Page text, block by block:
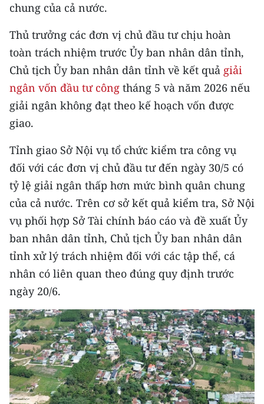
Media Y tế
Media Khoa học - Công nghệ
Media Môi trường
Ảnh
Infographic
TIN MỚI
TIN ĐỊA PHƯƠNG
Trung du và miền núi phía Bắc
Đồng bằng sông Hồng
Bắc Trung Bộ
Duyên hải Nam Trung Bộ và Tây
Nguyên
Đông Nam Bộ
Đồng bằng sông Cửu Long
Chuyên trang Hà Nội
chung của cả nước.
Thủ trưởng các đơn vị chủ đầu tư chịu hoàn
toàn trách nhiệm trước Ủy ban nhân dân tỉnh,
Chủ tịch Ủy ban nhân dân tỉnh về kết quả giải
ngân vốn đầu tư công tháng 5 và năm 2026 nếu
giải ngân không đạt theo kế hoạch vốn được
giao.
Tỉnh giao Sở Nội vụ tổ chức kiểm tra công vụ
đối với các đơn vị chủ đầu tư đến ngày 30/5 có
tỷ lệ giải ngân thấp hơn mức bình quân chung
của cả nước. Trên cơ sở kết quả kiểm tra, Sở Nội
vụ phối hợp Sở Tài chính báo cáo và đề xuất Ủy
ban nhân dân tỉnh, Chủ tịch Ủy ban nhân dân
tỉnh xử lý trách nhiệm đối với các tập thể, cá
nhân có liên quan theo đúng quy định trước
ngày 20/6.